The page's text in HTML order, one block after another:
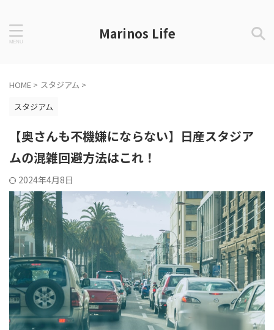
Marinos Life
HOME > スタジアム >
スタジアム
【奥さんも不機嫌にならない】日産スタジア
ムの混雑回避方法はこれ！
2024年4月8日